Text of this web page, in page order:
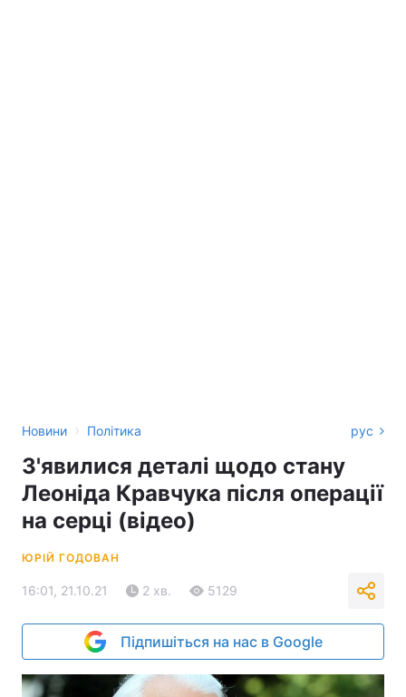
Новини › Політика рус
З'явилися деталі щодо стану
Леоніда Кравчука після операції
на серці (відео)
ЮРІЙ ГОДОВАН
16:01, 21.10.21 2 хв. 5129
Підпишіться на нас в Google